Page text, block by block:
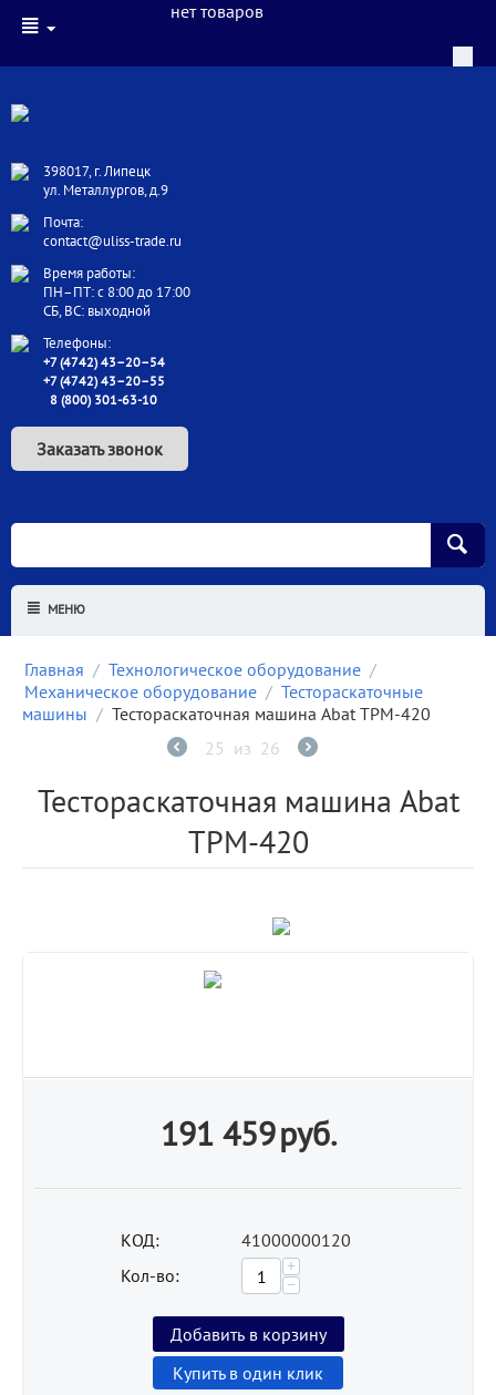
398017, г. Липецк
ул. Металлургов, д.9
Почта:
contact@uliss-trade.ru
Время работы:
ПН–ПТ: с 8:00 до 17:00
СБ, ВС: выходной
Телефоны:
+7 (4742) 43–20–54
+7 (4742) 43–20–55
8 (800) 301-63-10
Заказать звонок
нет товаров
МЕНЮ
Главная / Технологическое оборудование /
Механическое оборудование / Тестораскаточные
машины / Тестораскаточная машина Abat ТРМ-420
25 из 26
Тестораскаточная машина Abat
ТРМ-420
191 459руб.
КОД:
41000000120
Кол-во:
+
−
Добавить в корзину
Купить в один клик